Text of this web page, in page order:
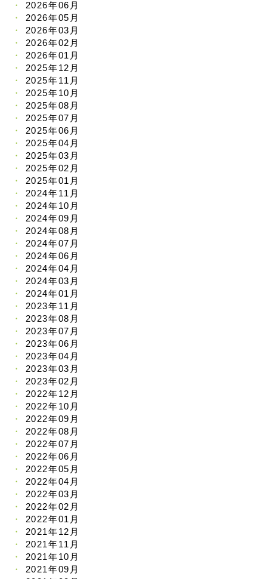
2026年06月
2026年05月
2026年03月
2026年02月
2026年01月
2025年12月
2025年11月
2025年10月
2025年08月
2025年07月
2025年06月
2025年04月
2025年03月
2025年02月
2025年01月
2024年11月
2024年10月
2024年09月
2024年08月
2024年07月
2024年06月
2024年04月
2024年03月
2024年01月
2023年11月
2023年08月
2023年07月
2023年06月
2023年04月
2023年03月
2023年02月
2022年12月
2022年10月
2022年09月
2022年08月
2022年07月
2022年06月
2022年05月
2022年04月
2022年03月
2022年02月
2022年01月
2021年12月
2021年11月
2021年10月
2021年09月